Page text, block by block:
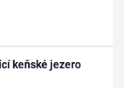
keňské jezero